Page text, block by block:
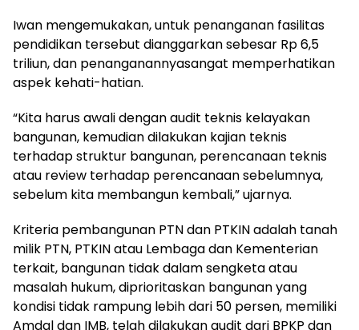
Iwan mengemukakan, untuk penanganan fasilitas
pendidikan tersebut dianggarkan sebesar Rp 6,5
triliun, dan penanganannyasangat memperhatikan
aspek kehati-hatian.
“Kita harus awali dengan audit teknis kelayakan
bangunan, kemudian dilakukan kajian teknis
terhadap struktur bangunan, perencanaan teknis
atau review terhadap perencanaan sebelumnya,
sebelum kita membangun kembali,” ujarnya.
Kriteria pembangunan PTN dan PTKIN adalah tanah
milik PTN, PTKIN atau Lembaga dan Kementerian
terkait, bangunan tidak dalam sengketa atau
masalah hukum, diprioritaskan bangunan yang
kondisi tidak rampung lebih dari 50 persen, memiliki
Amdal dan IMB, telah dilakukan audit dari BPKP dan